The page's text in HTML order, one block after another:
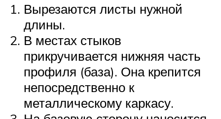
Вырезаются листы нужной
длины.
В местах стыков
прикручивается нижняя часть
профиля (база). Она крепится
непосредственно к
металлическому каркасу.